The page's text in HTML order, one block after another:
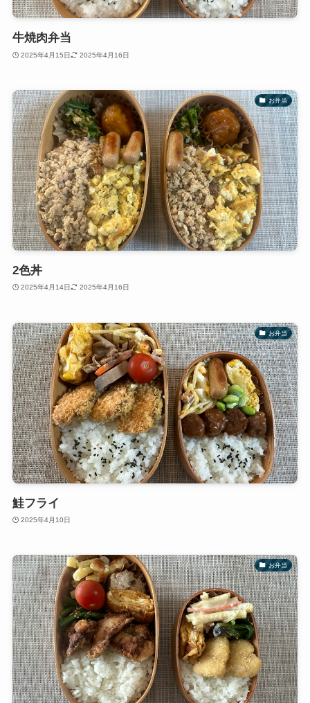
牛焼肉弁当
2025年4月15日 2025年4月16日
お弁当
2色丼
2025年4月14日 2025年4月16日
お弁当
鮭フライ
2025年4月10日
お弁当